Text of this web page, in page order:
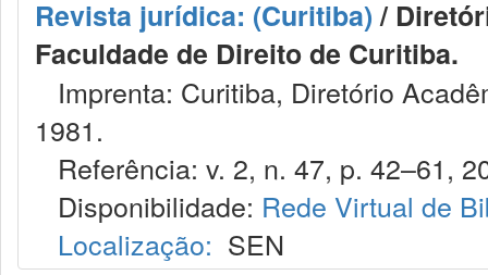
Revista jurídica: (Curitiba)/
Faculdade de Direito de Curitiba.
Imprenta: Curitiba, Diretório
1981.
Referência: v. 2, n. 47, p. 42–61,
Disponibilidade: Rede Virtual de
Localização: SEN